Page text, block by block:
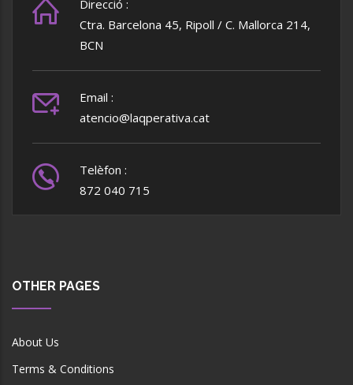
Direcció :
Ctra. Barcelona 45, Ripoll / C. Mallorca 214,
BCN
Email :
atencio@laqperativa.cat
Telèfon :
872 040 715
OTHER PAGES
About Us
Terms & Conditions